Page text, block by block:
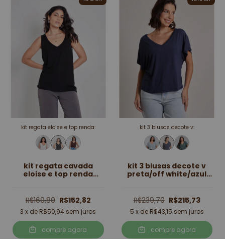
kit regata eloise e top renda:
kit regata cavada
eloise e top renda
R$169,80 R$152,82
3 x de R$50,94 sem juros
compre agora
kit 3 blusas decote v:
kit 3 blusas decote v
preta/off white/azul
R$239,70 R$215,73
5 x de R$43,15 sem juros
compre agora